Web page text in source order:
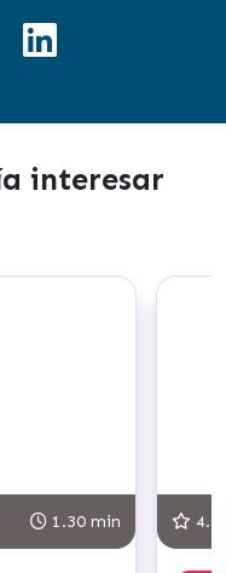
interesar
1.30 min 4.8